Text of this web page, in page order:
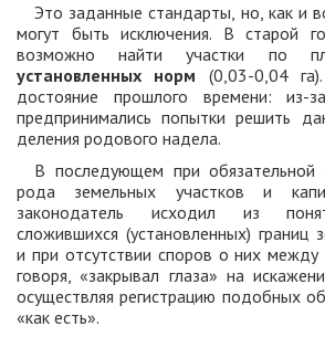
Это заданные стандарты, но, как и
могут быть исключения. В старой
возможно найти участки по
установленных норм (0,03-0,04
достояние прошлого времени: из-
предпринимались попытки решить
деления родового надела.
В последующем при обязательной
рода земельных участков и
законодатель исходил из
сложившихся (установленных) границ
и при отсутствии споров о них между
говоря, «закрывал глаза» на
осуществляя регистрацию подобных
«как есть».